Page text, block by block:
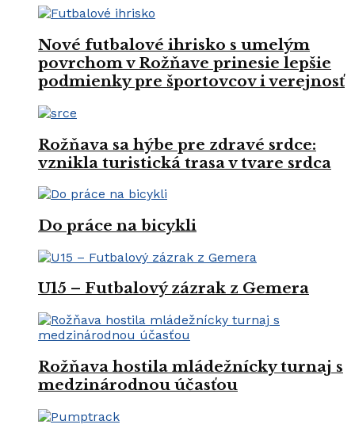
Nové futbalové ihrisko s umelým
povrchom v Rožňave prinesie lepšie
podmienky pre športovcov i verejnosť
Rožňava sa hýbe pre zdravé srdce:
vznikla turistická trasa v tvare srdca
Do práce na bicykli
U15 – Futbalový zázrak z Gemera
Rožňava hostila mládežnícky turnaj s
medzinárodnou účasťou